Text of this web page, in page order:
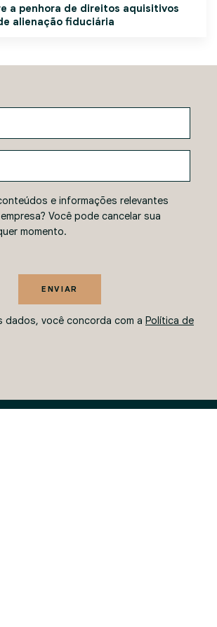
a penhora de direitos aquisitivos
alienação fiduciária
e informações relevantes
Você pode cancelar sua
momento.
ENVIAR
dados, você concorda com a Política de